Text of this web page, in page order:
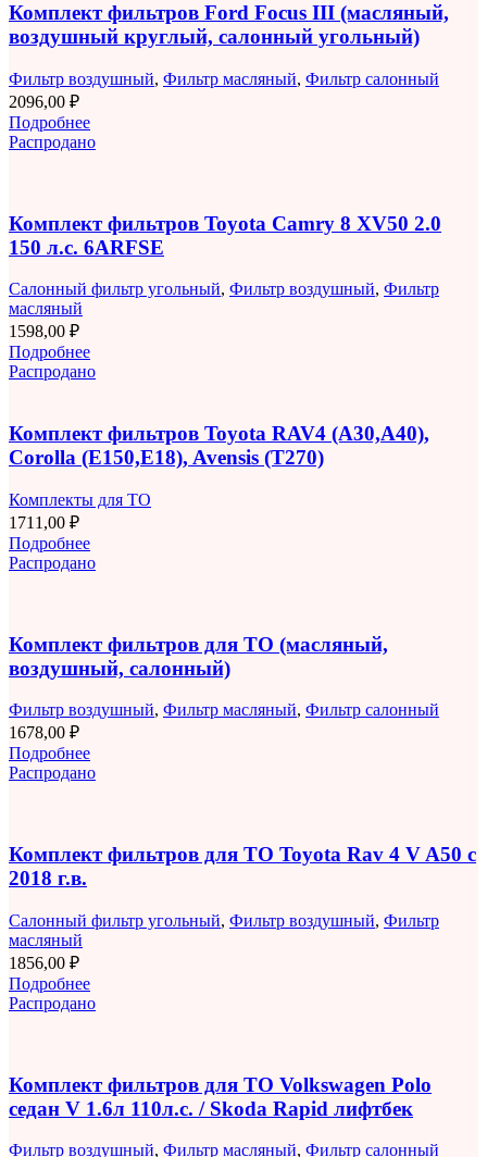
Комплект фильтров Ford Focus III (масляный,
воздушный круглый, салонный угольный)
Фильтр воздушный, Фильтр масляный, Фильтр салонный
2096,00 ₽
Подробнее
Распродано
Комплект фильтров Toyota Camry 8 XV50 2.0
150 л.с. 6ARFSE
Салонный фильтр угольный, Фильтр воздушный, Фильтр
масляный
1598,00 ₽
Подробнее
Распродано
Комплект фильтров Toyota RAV4 (A30,A40),
Corolla (E150,E18), Avensis (T270)
Комплекты для ТО
1711,00 ₽
Подробнее
Распродано
Комплект фильтров для ТО (масляный,
воздушный, салонный)
Фильтр воздушный, Фильтр масляный, Фильтр салонный
1678,00 ₽
Подробнее
Распродано
Комплект фильтров для ТО Toyota Rav 4 V A50 с
2018 г.в.
Салонный фильтр угольный, Фильтр воздушный, Фильтр
масляный
1856,00 ₽
Подробнее
Распродано
Комплект фильтров для ТО Volkswagen Polo
седан V 1.6л 110л.с. / Skoda Rapid лифтбек
Фильтр воздушный, Фильтр масляный, Фильтр салонный